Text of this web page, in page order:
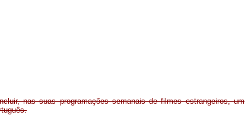
nas suas programações semanais de filmes estrangeiros, um